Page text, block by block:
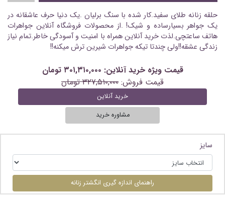
حلقه زنانه طلای سفید.کار شده با سنگ برلیان .یک دنیا حرف عاشقانه در
یک جواهر بسیارساده و شیک! .از محصولات فروشگاه آنلاین جواهرات
هاتف ساعتچی.لذت خرید آنلاین همراه با امنیت و آسودگی خاطر.تمام نیاز
زندگی عشقه!!ولی چندتا تیکه جواهرات شیرین ترش میکنه!!
قیمت ویژه خرید آنلاین: ۳۰۱,۳۱۰,۰۰۰ تومان
قیمت فروش: ۳۲۷,۵۱۰,۰۰۰ تومان
خرید آنلاین
مشاوره خرید
سایز
راهنمای اندازه گیری انگشتر زنانه